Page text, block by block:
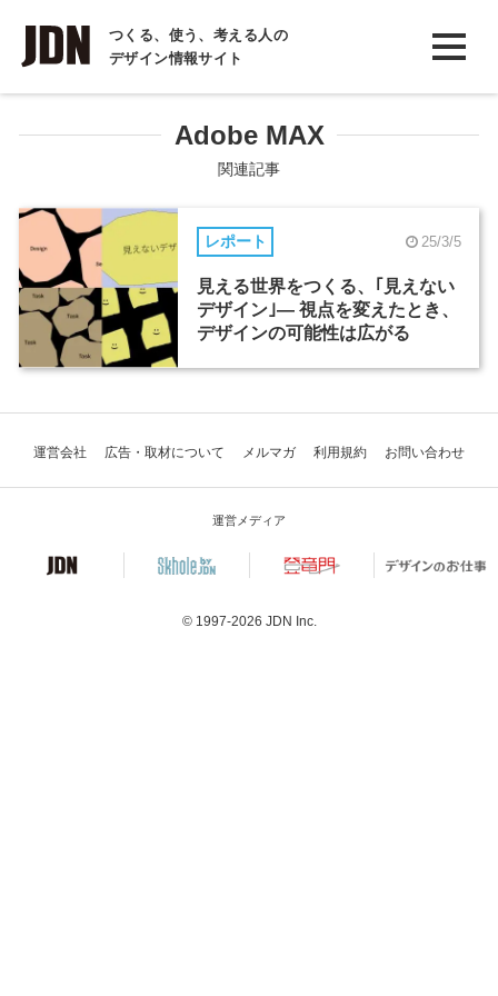
つくる、使う、考える人の
デザイン情報サイト
INTERVIEW
インタビュー
COLUMN
コラム
Adobe MAX
関連記事
レポート 25/3/5
見える世界をつくる、｢見えない
デザイン｣— 視点を変えたとき、
デザインの可能性は広がる
運営会社 広告・取材について メルマガ 利用規約 お問い合わせ
運営メディア
© 1997-2026 JDN Inc.